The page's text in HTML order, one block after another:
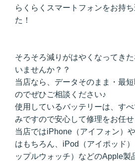
らくらくスマートフォンをお持
た！
そろそろ減りがはやくなってき
いませんか？？
当店なら、データそのまま・最
のでぜひご相談ください♪
使用しているバッテリーは、す
みですので安心して修理をお任せ
当店ではiPhone（アイフォン）
はもちろん、iPod（アイポッド
ップルウォッチ）などのApple製